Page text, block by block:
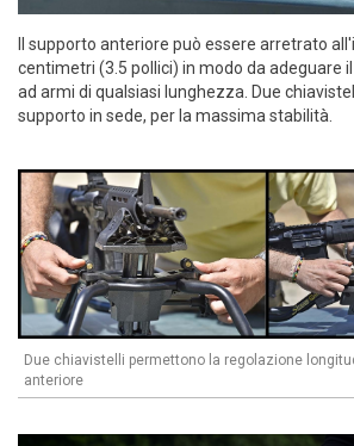
Il supporto anteriore può essere arretrato
centimetri (3.5 pollici) in modo da adeguare
ad armi di qualsiasi lunghezza. Due
supporto in sede, per la massima stabilità.
Due chiavistelli permettono la regolazione
anteriore